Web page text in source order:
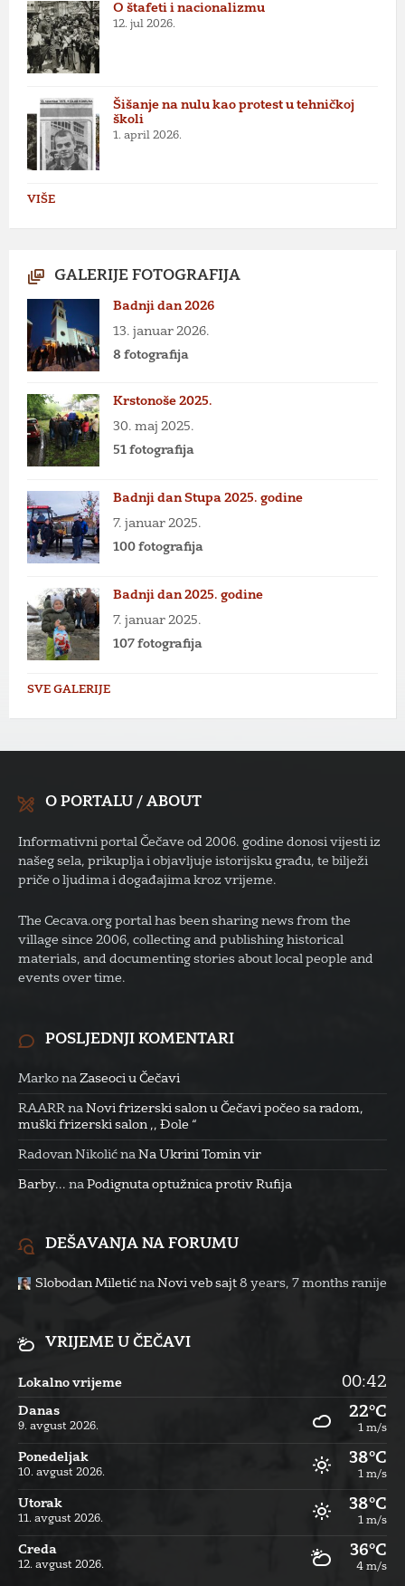
O štafeti i nacionalizmu
12. jul 2026.
Šišanje na nulu kao protest u tehničkoj
školi
1. april 2026.
VIŠE
GALERIJE FOTOGRAFIJA
Badnji dan 2026
13. januar 2026.
8 fotografija
Krstonoše 2025.
30. maj 2025.
51 fotografija
Badnji dan Stupa 2025. godine
7. januar 2025.
100 fotografija
Badnji dan 2025. godine
7. januar 2025.
107 fotografija
SVE GALERIJE
O PORTALU / ABOUT
Informativni portal Čečave od 2006. godine donosi vijesti iz
našeg sela, prikuplja i objavljuje istorijsku građu, te bilježi
priče o ljudima i događajima kroz vrijeme.
The Cecava.org portal has been sharing news from the
village since 2006, collecting and publishing historical
materials, and documenting stories about local people and
events over time.
POSLJEDNJI KOMENTARI
Marko na Zaseoci u Čečavi
RAARR na Novi frizerski salon u Čečavi počeo sa radom,
muški frizerski salon ,, Đole “
Radovan Nikolić na Na Ukrini Tomin vir
Barby... na Podignuta optužnica protiv Rufija
DEŠAVANJA NA FORUMU
Slobodan Miletić na Novi veb sajt 8 years, 7 months ranije
VRIJEME U ČEČAVI
Lokalno vrijeme 00:42
Danas
9. avgust 2026.
22°C
1 m/s
Ponedeljak
10. avgust 2026.
38°C
1 m/s
Utorak
11. avgust 2026.
38°C
1 m/s
Creda
12. avgust 2026.
36°C
4 m/s